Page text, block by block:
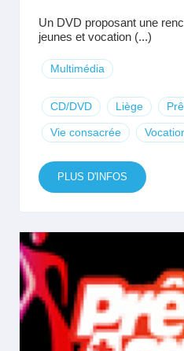
Un DVD proposant une
jeunes et vocation (...)
Multimédia
CD/DVD Liège
Vie consacrée
PLUS D'INFOS